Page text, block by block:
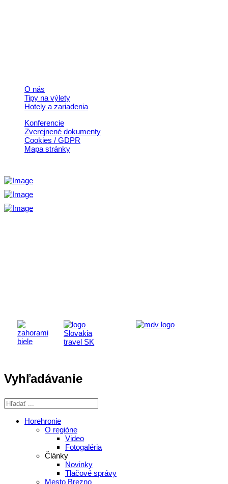
O nás
Tipy na výlety
Hotely a zariadenia
Konferencie
Zverejnené dokumenty
Cookies / GDPR
Mapa stránky
Vyhľadávanie
Horehronie
O regióne
Video
Fotogaléria
Články
Novinky
Tlačové správy
Mesto Brezno